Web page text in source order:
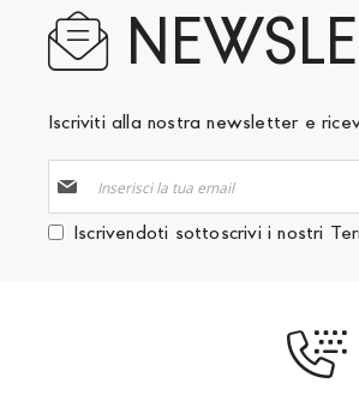
Iscriviti alla nostra newsletter e
alla
nostra
Newsletter:
Iscrivendoti sottoscrivi i nostri